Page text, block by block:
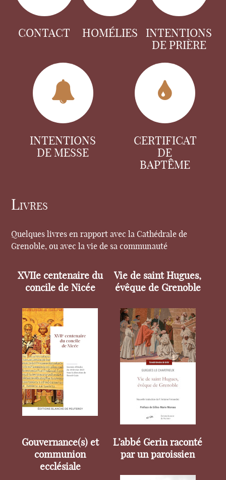
CONTACT HOMÉLIES
INTENTIONS
DE PRIÈRE
INTENTIONS
DE MESSE
CERTIFICAT
DE
BAPTÊME
Livres
Quelques livres en rapport avec la Cathédrale de
Grenoble, ou avec la vie de sa communauté
XVIIe centenaire du
concile de Nicée
Vie de saint Hugues,
évêque de Grenoble
Gouvernance(s) et
communion
ecclésiale
L’abbé Gerin raconté
par un paroissien